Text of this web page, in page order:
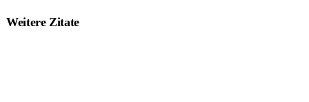
Weitere Zitate